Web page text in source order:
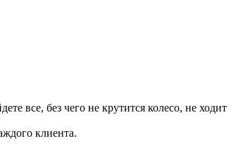
все, без чего не крутится колесо, не ходит
клиента.